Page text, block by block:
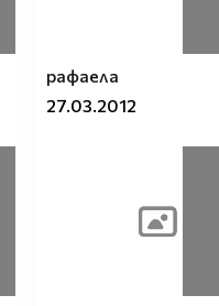
рафаела
27.03.2012